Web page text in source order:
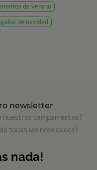
de verano
de navidad
newsletter
campamentos?
todas las novedades!